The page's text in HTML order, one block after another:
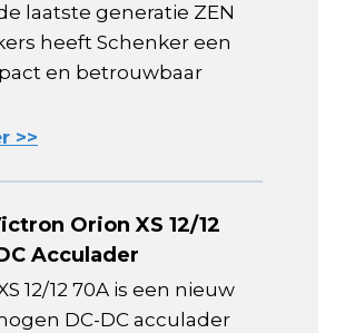
laatste generatie ZEN
heeft Schenker een
en betrouwbaar
>>
Orion XS 12/12
Acculader
12/12 70A is een nieuw
DC-DC acculader